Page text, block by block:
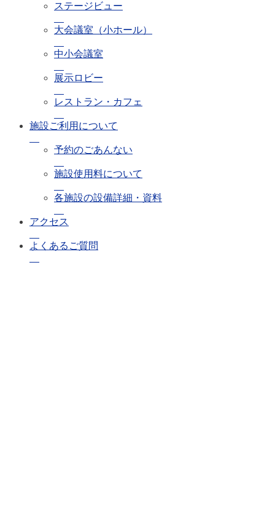
ステージビュー
大会議室（小ホール）
中小会議室
展示ロビー
レストラン・カフェ
施設ご利用について
予約のごあんない
施設使用料について
各施設の設備詳細・資料
アクセス
よくあるご質問